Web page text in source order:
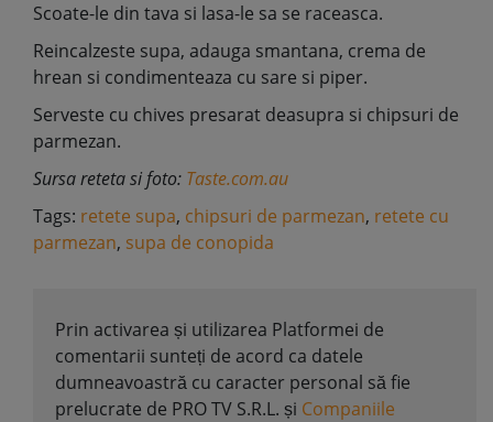
Scoate-le din tava si lasa-le sa se raceasca.
Reincalzeste supa, adauga smantana, crema de
hrean si condimenteaza cu sare si piper.
Serveste cu chives presarat deasupra si chipsuri de
parmezan.
Sursa reteta si foto: Taste.com.au
Tags: retete supa, chipsuri de parmezan, retete cu
parmezan, supa de conopida
Prin activarea și utilizarea Platformei de
comentarii sunteți de acord ca datele
dumneavoastră cu caracter personal să fie
prelucrate de PRO TV S.R.L. și Companiile